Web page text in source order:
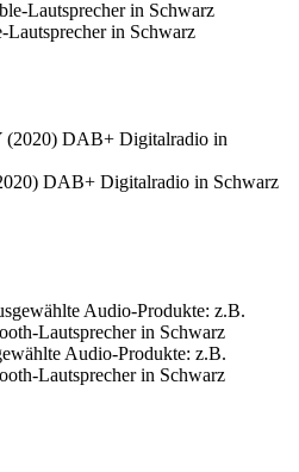
in Schwarz
DAB+ Digitalradio in Schwarz
Audio-Produkte: z.B.
Lautsprecher in Schwarz